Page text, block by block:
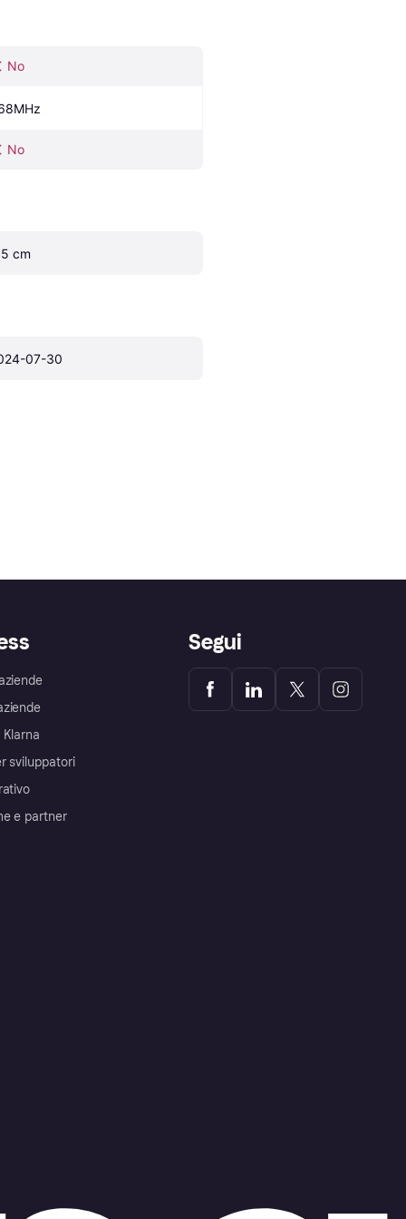
No
No
cm
07-30
sviluppatori
e partner
Segui